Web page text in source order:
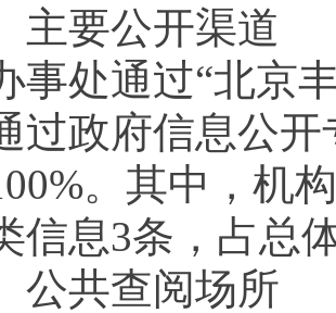
主要公开渠道
事处通过“北京
过政府信息公
。其中，机
信息3条，占总
公共查阅场所